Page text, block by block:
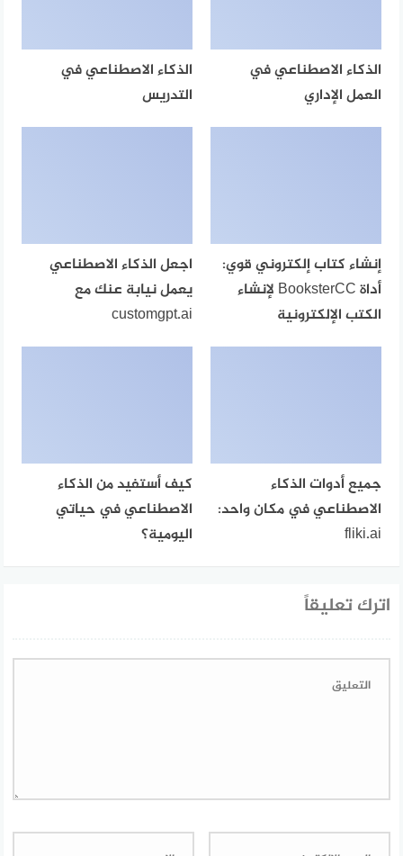
الذكاء الاصطناعي في
العمل الإداري
الذكاء الاصطناعي في
التدريس
إنشاء كتاب إلكتروني قوي:
أداة BooksterCC لإنشاء
الكتب الإلكترونية
اجعل الذكاء الاصطناعي
يعمل نيابة عنك مع
customgpt.ai
جميع أدوات الذكاء
الاصطناعي في مكان واحد:
fliki.ai
كيف أستفيد من الذكاء
الاصطناعي في حياتي
اليومية؟
اترك تعليقاً